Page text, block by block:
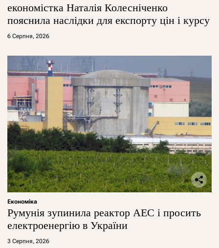
економістка Наталія Колесніченко
пояснила наслідки для експорту цін і курсу
6 Серпня, 2026
Економіка
Румунія зупинила реактор АЕС і просить
електроенергію в України
3 Серпня, 2026